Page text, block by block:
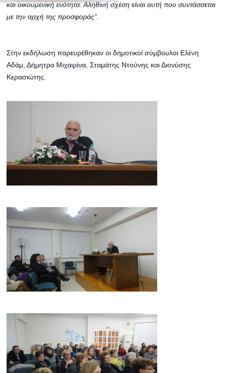
και οικουμενική ενότητα. Αληθινή σχέση είναι αυτή που συντάσσεται
με την αρχή της προσφοράς”.
Στην εκδήλωση παρευρέθηκαν οι δημοτικοί σύμβουλοι Ελένη
Αδάμ, Δήμητρα Μιχαιρίνα, Σταμάτης Ντούνης και Διονύσης
Κερασιώτης.